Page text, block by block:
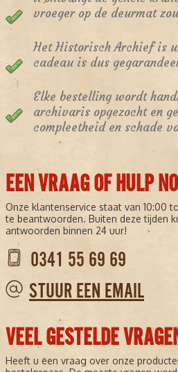
vroeger op de deurmat
Het Historisch Archief is
cadeau is dus
Elke bestelling wordt
archivaris opgezocht en
compleetheid en schade
EEN VRAAG OF HULP
Onze klantenservice staat van 10:00
te beantwoorden. Buiten deze tijden
antwoorden binnen 24 uur!
0341 55 69 69
STUUR EEN EMAIL
VEEL GESTELDE
Heeft u een vraag over onze